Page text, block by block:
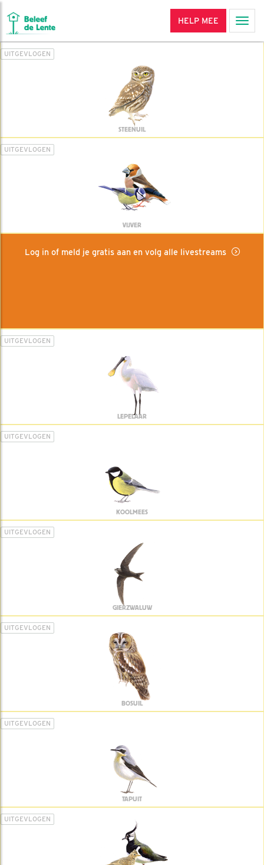
HELP MEE
UITGEVLOGEN
STEENUIL
UITGEVLOGEN
VIJVER
Log in of meld je gratis aan en volg alle livestreams
UITGEVLOGEN
LEPELAAR
UITGEVLOGEN
KOOLMEES
UITGEVLOGEN
GIERZWALUW
UITGEVLOGEN
BOSUIL
UITGEVLOGEN
TAPUIT
UITGEVLOGEN